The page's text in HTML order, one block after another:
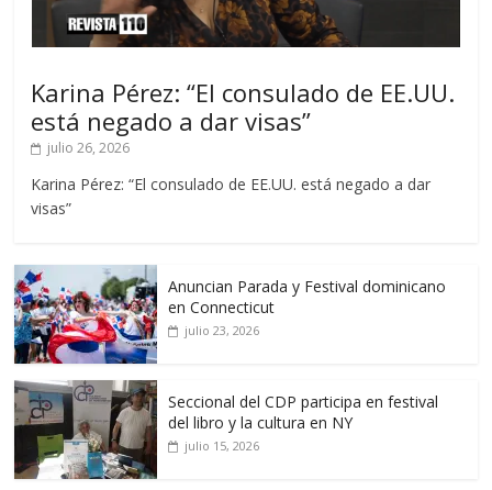
Karina Pérez: “El consulado de EE.UU.
está negado a dar visas”
julio 26, 2026
Karina Pérez: “El consulado de EE.UU. está negado a dar
visas”
Anuncian Parada y Festival dominicano
en Connecticut
julio 23, 2026
Seccional del CDP participa en festival
del libro y la cultura en NY
julio 15, 2026